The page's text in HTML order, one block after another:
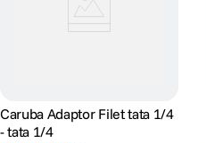
Caruba Adaptor Filet tata 1/4
- tata 1/4